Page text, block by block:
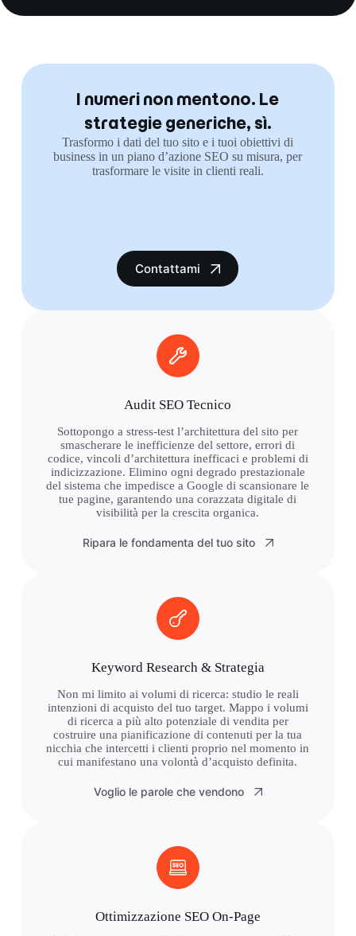
I numeri non mentono. Le
strategie generiche, sì.
Trasformo i dati del tuo sito e i tuoi obiettivi di
business in un piano d’azione SEO su misura, per
trasformare le visite in clienti reali.
Contattami
Audit SEO Tecnico
Sottopongo a stress-test l’architettura del sito per
smascherare le inefficienze del settore, errori di
codice, vincoli d’architettura inefficaci e problemi di
indicizzazione. Elimino ogni degrado prestazionale
del sistema che impedisce a Google di scansionare le
tue pagine, garantendo una corazzata digitale di
visibilità per la crescita organica.
Ripara le fondamenta del tuo sito
Keyword Research & Strategia
Non mi limito ai volumi di ricerca: studio le reali
intenzioni di acquisto del tuo target. Mappo i volumi
di ricerca a più alto potenziale di vendita per
costruire una pianificazione di contenuti per la tua
nicchia che intercetti i clienti proprio nel momento in
cui manifestano una volontà d’acquisto definita.
Voglio le parole che vendono
Ottimizzazione SEO On-Page